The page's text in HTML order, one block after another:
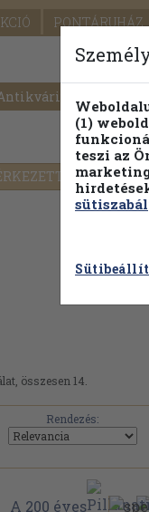
PONTÁRUHÁZ
összesen 14.
Rendezés:
(1)
teszi az